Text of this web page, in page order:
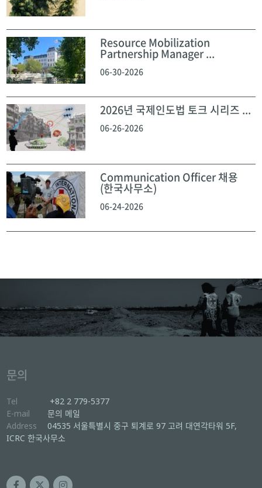
Resource Mobilization
Partnership Manager ...
06-30-2026
2026년 국제인도법 토크 시리즈 ...
06-26-2026
Communication Officer 채용
(한국사무소)
06-24-2026
문의
Tel
+82 2 779-5377
E-mail
문의 메일
Address
04535 서울특별시 중구 퇴계로 97 고려 대연각타워 5F,
ICRC 한국사무소